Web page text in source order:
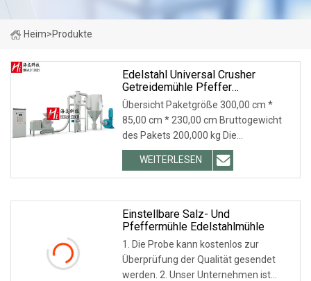
Heim>Produkte
Edelstahl Universal Crusher
Getreidemühle Pfeffer
Gewürzmühle
Übersicht Paketgröße 300,00 cm *
85,00 cm * 230,00 cm Bruttogewicht
des Pakets 200,000 kg Die
Stiftmühlen-Pulverisiermaschine wird
zum Pulverisieren von Granulaten oder
Partikeln mit mäßiger Härte,
verwendet
WEITERLESEN
Einstellbare Salz- Und
Pfeffermühle Edelstahlmühle
1. Die Probe kann kostenlos zur
Überprüfung der Qualität gesendet
werden. 2. Unser Unternehmen ist